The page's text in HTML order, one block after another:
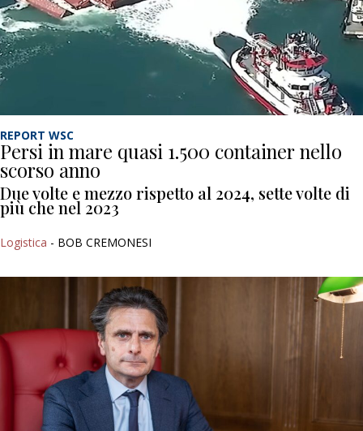
REPORT WSC
Persi in mare quasi 1.500 container nello
scorso anno
Due volte e mezzo rispetto al 2024, sette volte di
più che nel 2023
Logistica - BOB CREMONESI